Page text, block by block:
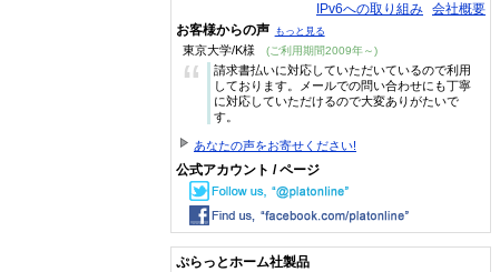
IPv6への取り組み 会社概要
お客様からの声 もっと見る
東京大学/K様 (ご利用期間2009年～)
“
請求書払いに対応していただいているので利用
しております。メールでの問い合わせにも丁寧
に対応していただけるので大変ありがたいで
す。
あなたの声をお寄せください!
公式アカウント / ページ
ぷらっとホーム社製品